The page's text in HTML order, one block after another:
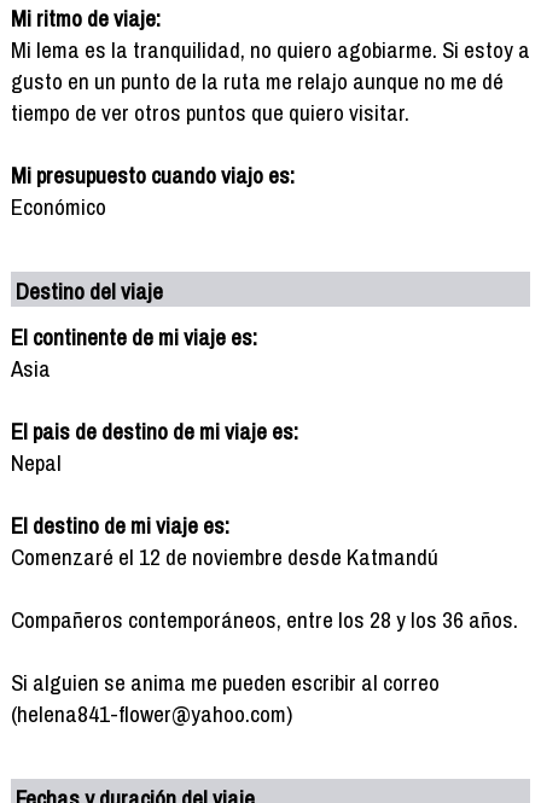
Mi ritmo de viaje:
Mi lema es la tranquilidad, no quiero agobiarme. Si estoy a
gusto en un punto de la ruta me relajo aunque no me dé
tiempo de ver otros puntos que quiero visitar.
Mi presupuesto cuando viajo es:
Económico
Destino del viaje
El continente de mi viaje es:
Asia
El pais de destino de mi viaje es:
Nepal
El destino de mi viaje es:
Comenzaré el 12 de noviembre desde Katmandú
Compañeros contemporáneos, entre los 28 y los 36 años.
Si alguien se anima me pueden escribir al correo
(helena841-flower@yahoo.com)